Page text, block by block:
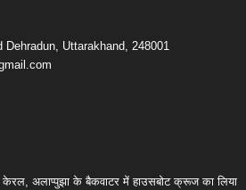
Dehradun, Uttarakhand, 248001
केरल, अलाप्पुझा के बैकवाटर में हाउसबोट क्रूज का लिया